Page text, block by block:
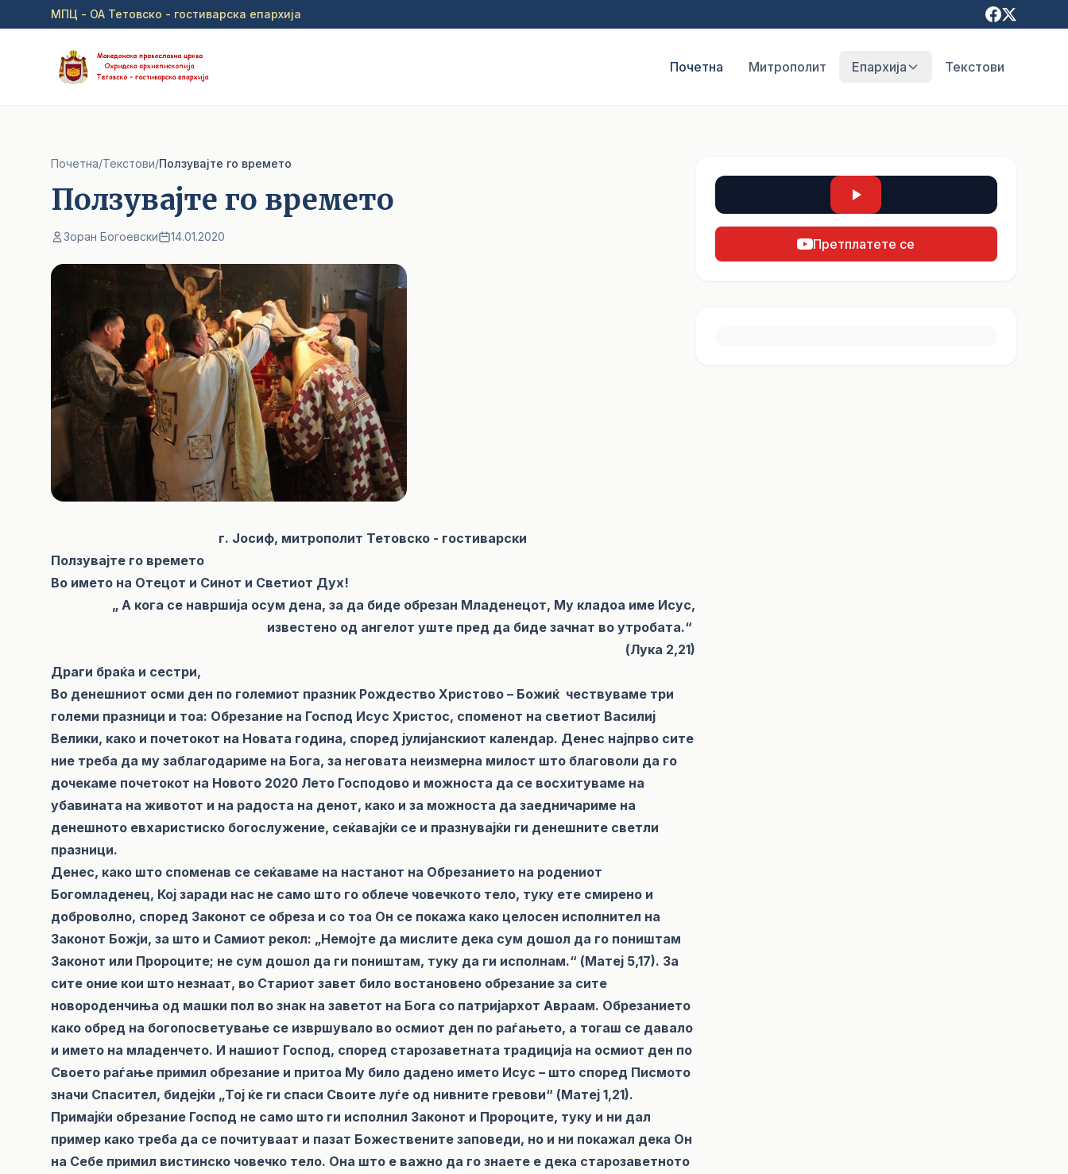
Прејди на главна содржина
МПЦ - ОА Тетовско - гостиварска епархија
Почетна Митрополит Епархија Текстови
Почетна/Текстови/Ползувајте го времето
Ползувајте го времето
Зоран Богоевски 14.01.2020
г. Јосиф, митрополит Тетовско - гостиварски
Ползувајте го времето
Во името на Отецот и Синот и Светиот Дух!
„ А кога се навршија осум дена, за да биде обрезан Младенецот, Му кладоа име Исус,
известено од ангелот уште пред да биде зачнат во утробата.“
(Лука 2,21)
Драги браќа и сестри,
Во денешниот осми ден по големиот празник Рождество Христово – Божиќ чествуваме три
големи празници и тоа: Обрезание на Господ Исус Христос, споменот на светиот Василиј
Велики, како и почетокот на Новата година, според јулијанскиот календар. Денес најпрво сите
ние треба да му заблагодариме на Бога, за неговата неизмерна милост што благоволи да го
дочекаме почетокот на Новото 2020 Лето Господово и можноста да се восхитуваме на
убавината на животот и на радоста на денот, како и за можноста да заедничариме на
денешното евхаристиско богослужение, сеќавајќи се и празнувајќи ги денешните светли
празници.
Денес, како што споменав се сеќаваме на настанот на Обрезанието на родениот
Богомладенец, Кој заради нас не само што го облече човечкото тело, туку ете смирено и
доброволно, според Законот се обреза и со тоа Он се покажа како целосен исполнител на
Законот Божји, за што и Самиот рекол: „Немојте да мислите дека сум дошол да го поништам
Законот или Пророците; не сум дошол да ги поништам, туку да ги исполнам.“ (Матеј 5,17). За
сите оние кои што незнаат, во Стариот завет било востановено обрезание за сите
новороденчиња од машки пол во знак на заветот на Бога со патријархот Авраам. Обрезанието
како обред на богопосветување се извршувало во осмиот ден по раѓањето, а тогаш се давало
и името на младенчето. И нашиот Господ, според старозаветната традиција на осмиот ден по
Своето раѓање примил обрезание и притоа Му било дадено името Исус – што според Писмото
значи Спасител, бидејќи „Тој ќе ги спаси Своите луѓе од нивните гревови“ (Матеј 1,21).
Примајќи обрезание Господ не само што ги исполнил Законот и Пророците, туку и ни дал
пример како треба да се почитуваат и пазат Божествените заповеди, но и ни покажал дека Он
на Себе примил вистинско човечко тело. Она што е важно да го знаете е дека старозаветното
Претплатете се